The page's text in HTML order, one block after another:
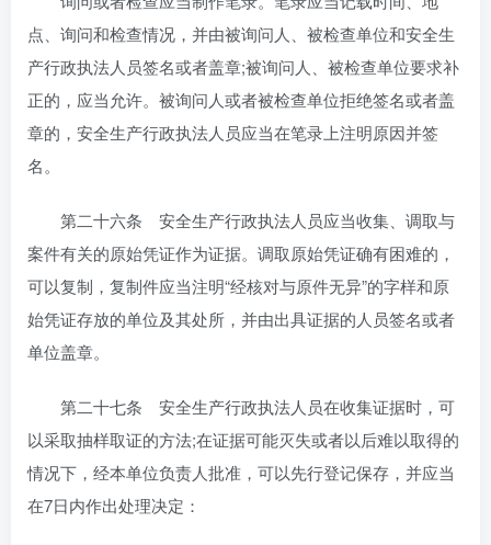
点、询问和检查情况，并由被询问人、被检查单位和安全生
产行政执法人员签名或者盖章;被询问人、被检查单位要求补
正的，应当允许。被询问人或者被检查单位拒绝签名或者盖
章的，安全生产行政执法人员应当在笔录上注明原因并签
名。
第二十六条 安全生产行政执法人员应当收集、调取与
案件有关的原始凭证作为证据。调取原始凭证确有困难的，
可以复制，复制件应当注明“经核对与原件无异”的字样和原
始凭证存放的单位及其处所，并由出具证据的人员签名或者
单位盖章。
第二十七条 安全生产行政执法人员在收集证据时，可
以采取抽样取证的方法;在证据可能灭失或者以后难以取得的
情况下，经本单位负责人批准，可以先行登记保存，并应当
在7日内作出处理决定：